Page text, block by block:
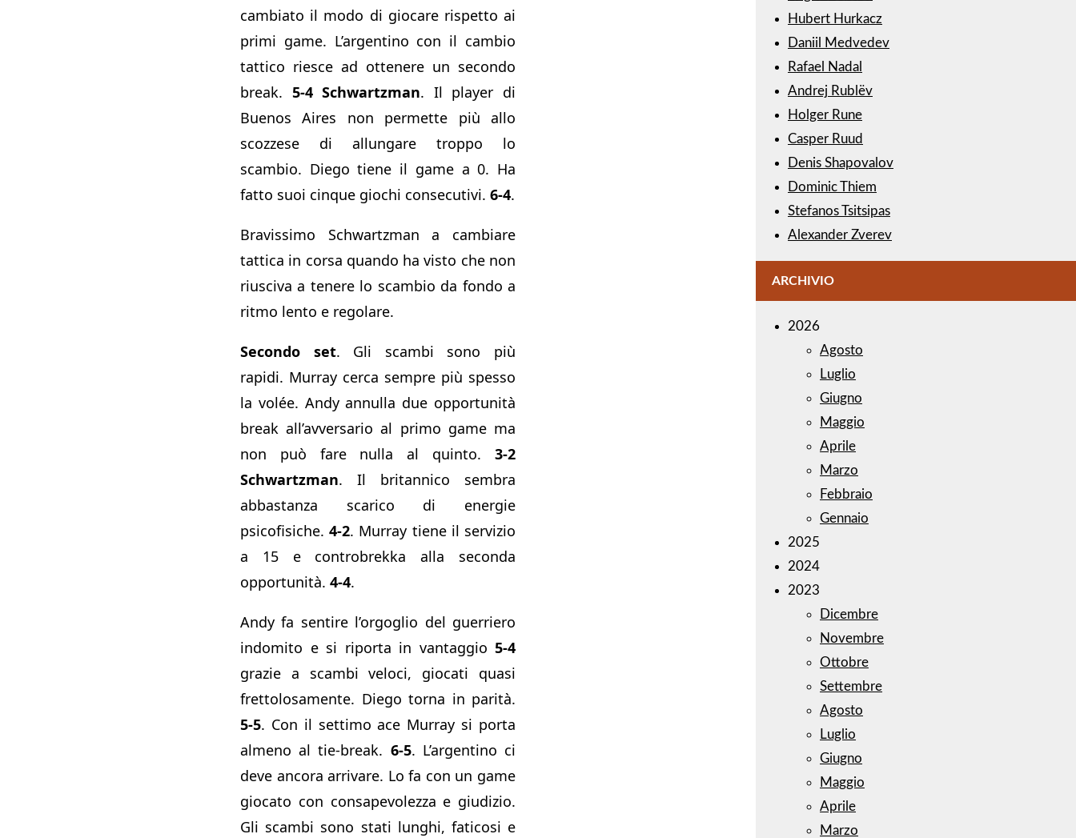
cambiato il modo di giocare rispetto ai
primi game. L’argentino con il cambio
tattico riesce ad ottenere un secondo
break. 5-4 Schwartzman. Il player di
Buenos Aires non permette più allo
scozzese di allungare troppo lo
scambio. Diego tiene il game a 0. Ha
fatto suoi cinque giochi consecutivi. 6-4.
Bravissimo Schwartzman a cambiare
tattica in corsa quando ha visto che non
riusciva a tenere lo scambio da fondo a
ritmo lento e regolare.
Secondo set. Gli scambi sono più
rapidi. Murray cerca sempre più spesso
la volée. Andy annulla due opportunità
break all’avversario al primo game ma
non può fare nulla al quinto. 3-2
Schwartzman. Il britannico sembra
abbastanza scarico di energie
psicofisiche.4-2. Murray tiene il servizio
a 15 e controbrekka alla seconda
opportunità. 4-4.
Andy fa sentire l’orgoglio del guerriero
indomito e si riporta in vantaggio 5-4
grazie a scambi veloci, giocati quasi
frettolosamente. Diego torna in parità.
5-5. Con il settimo ace Murray si porta
almeno al tie-break. 6-5. L’argentino ci
deve ancora arrivare. Lo fa con un game
giocato con consapevolezza e giudizio.
Gli scambi sono stati lunghi, faticosi e
Hubert Hurkacz
Daniil Medvedev
Rafael Nadal
Andrej Rublëv
Holger Rune
Casper Ruud
Denis Shapovalov
Dominic Thiem
Stefanos Tsitsipas
Alexander Zverev
ARCHIVIO
2026
Agosto
Luglio
Giugno
Maggio
Aprile
Marzo
Febbraio
Gennaio
2025
2024
2023
Dicembre
Novembre
Ottobre
Settembre
Agosto
Luglio
Giugno
Maggio
Aprile
Marzo